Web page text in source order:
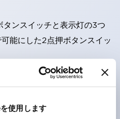
使用します
ンスイッチと表示灯の3つ
能にした2点押ボタンスイッ
対応する各種電圧を完備。
球（LSRD球）。これまで色